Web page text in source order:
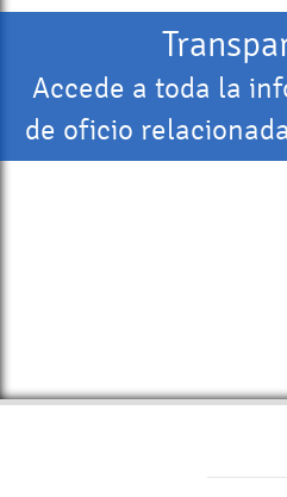
Accede a toda la
de oficio